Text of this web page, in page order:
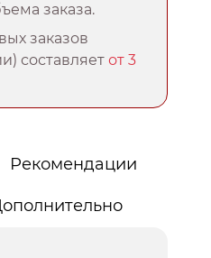
заказа.
заказов
составляетот 3
Рекомендации